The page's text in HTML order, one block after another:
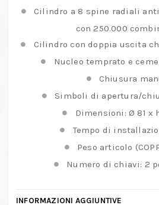
Cilindro a 8 spine radiali
con 250.000
Cilindro con doppia uscita
Nucleo temprato e
Chiusura
Simboli di apertura/
Dimensioni: Ø 81 x
Tempo di
Peso articolo
Numero di chiavi: 2
INFORMAZIONI AGGIUNTIVE